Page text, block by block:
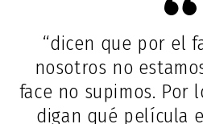
“dicen que por el
nosotros no
face no supimos. Por
digan qué película